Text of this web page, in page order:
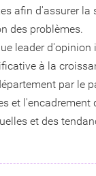
afin d'assurer
des problèmes.
leader d'opinion
à la
par le
et l'encadrement
et des